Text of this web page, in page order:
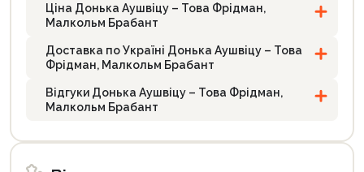
Ціна Донька Аушвіцу – Това Фрідман,
Малкольм Брабант
Доставка по Україні Донька Аушвіцу – Това
Фрідман, Малкольм Брабант
Відгуки Донька Аушвіцу – Това Фрідман,
Малкольм Брабант